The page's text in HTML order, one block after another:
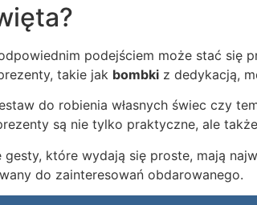
podejściem może stać się
takie jak bombki z dedykacją,
do robienia własnych świec czy
są nie tylko praktyczne, ale
które wydają się proste, mają
do zainteresowań obdarowanego.